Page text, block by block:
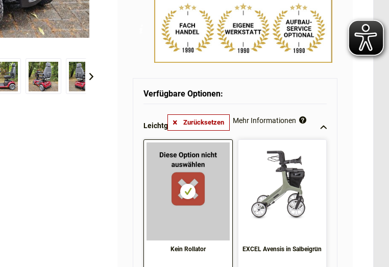
Verfügbare Optionen:
Leichtgewichtrollator **
Kein Rollator EXCEL Avensis in Salbeigrün
Zurücksetzen Mehr Informationen